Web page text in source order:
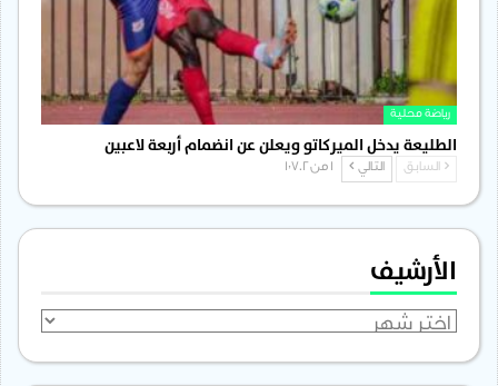
رياضة محلية
الطليعة يدخل الميركاتو ويعلن عن انضمام أربعة لاعبين
السابق التالي
الأرشيف
الأرشيف